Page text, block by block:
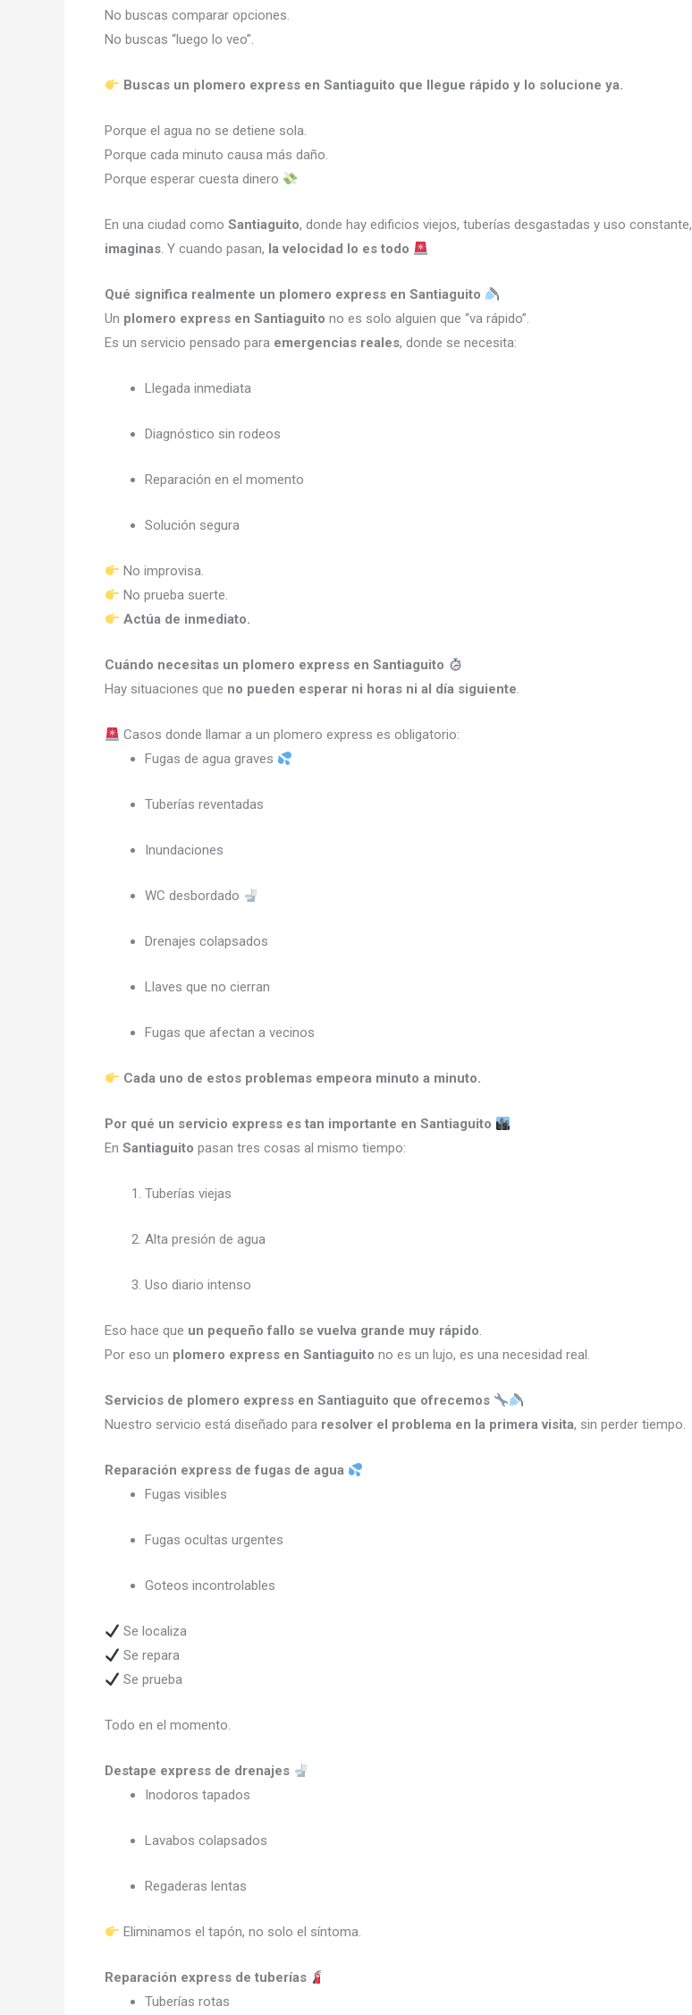
No buscas comparar opciones.
No buscas “luego lo veo”.
Buscas un plomero express en Santiaguito que llegue rápido y lo solucione ya.
Porque el agua no se detiene sola.
Porque cada minuto causa más daño.
Porque esperar cuesta dinero
En una ciudad como Santiaguito, donde hay edificios viejos, tuberías desgastadas y uso constante,
imaginas. Y cuando pasan, la velocidad lo es todo
Qué significa realmente un plomero express en Santiaguito
Un plomero express en Santiaguito no es solo alguien que “va rápido”.
Es un servicio pensado para emergencias reales, donde se necesita:
Llegada inmediata
Diagnóstico sin rodeos
Reparación en el momento
Solución segura
No improvisa.
No prueba suerte.
Actúa de inmediato.
Cuándo necesitas un plomero express en Santiaguito
Hay situaciones que no pueden esperar ni horas ni al día siguiente.
Casos donde llamar a un plomero express es obligatorio:
Fugas de agua graves
Tuberías reventadas
Inundaciones
WC desbordado
Drenajes colapsados
Llaves que no cierran
Fugas que afectan a vecinos
Cada uno de estos problemas empeora minuto a minuto.
Por qué un servicio express es tan importante en Santiaguito
En Santiaguito pasan tres cosas al mismo tiempo:
Tuberías viejas
Alta presión de agua
Uso diario intenso
Eso hace que un pequeño fallo se vuelva grande muy rápido.
Por eso un plomero express en Santiaguito no es un lujo, es una necesidad real.
Servicios de plomero express en Santiaguito que ofrecemos
Nuestro servicio está diseñado para resolver el problema en la primera visita, sin perder tiempo.
Reparación express de fugas de agua
Fugas visibles
Fugas ocultas urgentes
Goteos incontrolables
Se localiza
Se repara
Se prueba
Todo en el momento.
Destape express de drenajes
Inodoros tapados
Lavabos colapsados
Regaderas lentas
Eliminamos el tapón, no solo el síntoma.
Reparación express de tuberías
Tuberías rotas